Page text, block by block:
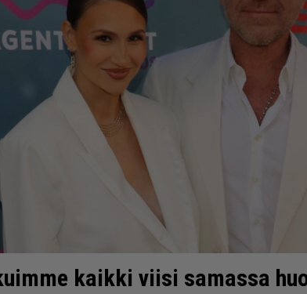
kaikki viisi samassa